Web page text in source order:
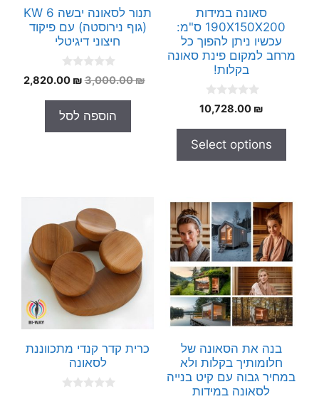
סאונה במידות
190X150X200 ס"מ:
עכשיו ניתן להפוך כל
מרחב למקום פינת סאונה
בקלות!
0
o
o
5
10,728.00 ₪
Select options
תנור לסאונה יבשה 6 KW
(גוף נירוסטה) עם פיקוד
חיצוני דיגיטלי
0
o
o
5
3,000.00₪
המחיר
היה:
3,000.00 ₪.
2,820.00 ₪
הוספה לסל
בנה את הסאונה של
חלומותיך בקלות ולא
במחיר גבוה עם קיט בנייה
לסאונה במידות
כרית קדר קנדי מתכווננת
לסאונה